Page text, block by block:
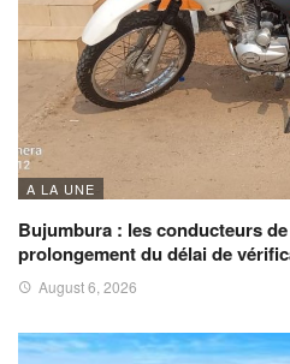
A LA UNE
Bujumbura : les conducteurs
prolongement du délai de
August 6, 2026